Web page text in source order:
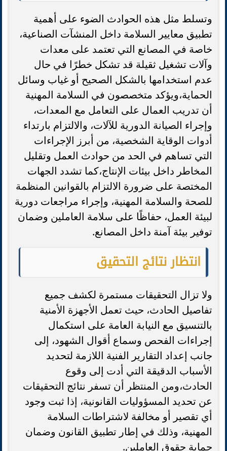
وتسلط مثل هذه الحوادث الضوء على أهمية
تطبيق معايير السلامة داخل المنشآت الصناعية،
خاصة في المصانع التي تعتمد على معدات
وآلات تشغيل ثقيلة قد تشكل خطرًا في حال
عدم استخدامها بالشكل الصحيح أو غياب وسائل
الحماية،ويؤكد متخصصون في السلامة المهنية
أن تدريب العمال على التعامل مع المعدات،
وإجراء الصيانة الدورية للآلات، والالتزام بارتداء
أدوات الوقاية الشخصية، من أبرز الإجراءات
التي تساهم في الحد من حوادث العمل وتقليل
المخاطر داخل بيئات الإنتاج،كما تشدد الجهات
المختصة على ضرورة الالتزام بالقوانين المنظمة
للصحة والسلامة المهنية، وإجراء مراجعات دورية
لبيئة العمل، حفاظًا على سلامة العاملين وضمان
توفير بيئة آمنة داخل المصانع.
انتظار نتائج التحقيق
ولا تزال التحقيقات مستمرة لكشف جميع
تفاصيل الحادث، حيث تعمل الأجهزة الأمنية
بالتنسيق مع النيابة العامة على استكمال
إجراءات الفحص وسماع أقوال الشهود، إلى
جانب إعداد التقارير الفنية اللازمة لتحديد
الأسباب الدقيقة التي أدت إلى وقوع
الحادث،ومن المنتظر أن تسفر نتائج التحقيقات
عن تحديد المسؤوليات القانونية، إذا ثبت وجود
أي تقصير أو مخالفة لاشتراطات السلامة
المهنية، وذلك في إطار تطبيق القانون وضمان
حماية حقوق العاملين.